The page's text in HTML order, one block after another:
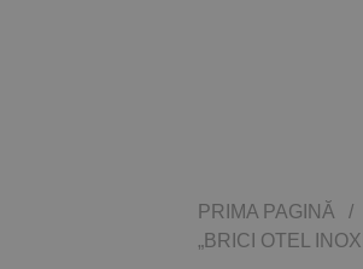
PRIMA PAGINĂ /
„BRICI OTEL